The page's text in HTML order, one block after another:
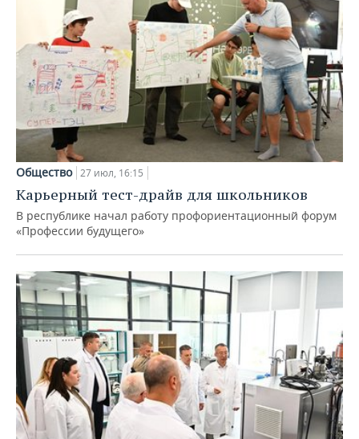
Общество 27 июл, 16:15
Карьерный тест-драйв для школьников
В республике начал работу профориентационный форум
«Профессии будущего»